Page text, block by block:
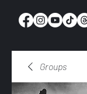
Groups